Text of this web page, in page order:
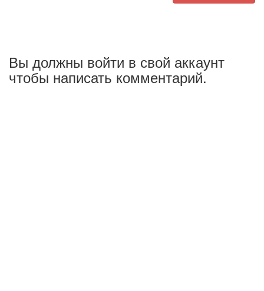
Вы должны войти в свой аккаунт
чтобы написать комментарий.